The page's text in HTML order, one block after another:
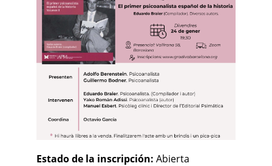
Estado de la inscripción: Abierta